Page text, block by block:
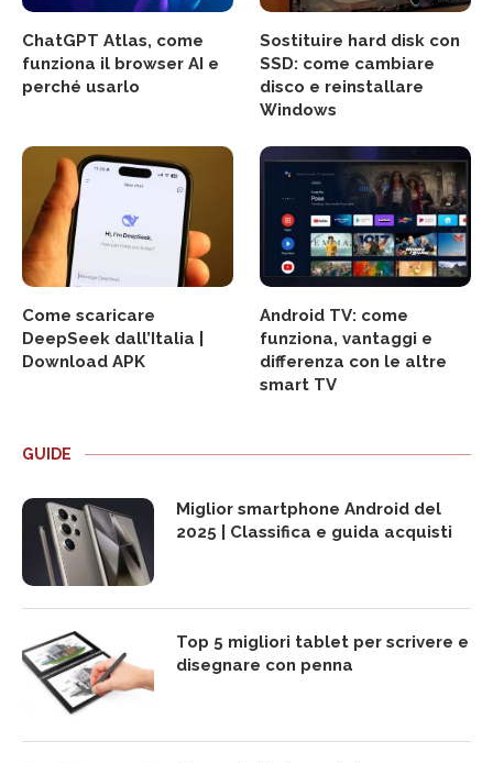
ChatGPT Atlas, come
funziona il browser AI e
perché usarlo
Sostituire hard disk con
SSD: come cambiare
disco e reinstallare
Windows
Come scaricare
DeepSeek dall’Italia |
Download APK
Android TV: come
funziona, vantaggi e
differenza con le altre
smart TV
GUIDE
Miglior smartphone Android del
2025 | Classifica e guida acquisti
Top 5 migliori tablet per scrivere e
disegnare con penna